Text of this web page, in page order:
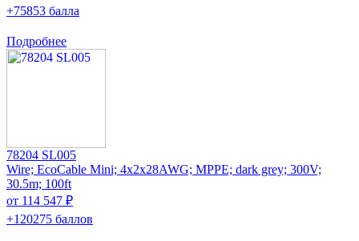
+75853 балла
Подробнее
78204 SL005
Wire; EcoCable Mini; 4x2x28AWG; MPPE; dark grey; 300V;
30.5m; 100ft
от 114 547 ₽
+120275 баллов